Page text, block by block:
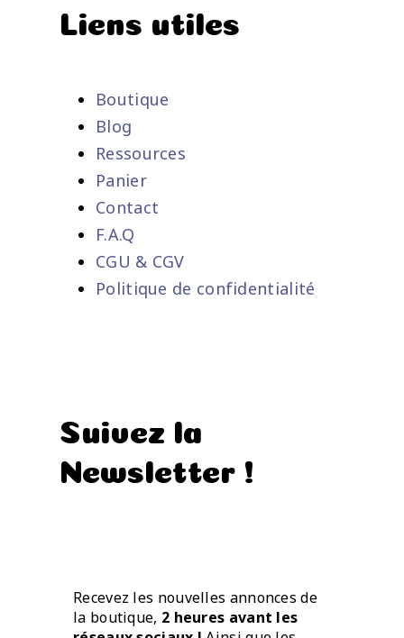
Liens utiles
Boutique
Blog
Ressources
Panier
Contact
F.A.Q
CGU & CGV
Politique de confidentialité
Suivez la
Newsletter !
Recevez les nouvelles annonces de
la boutique, 2 heures avant les